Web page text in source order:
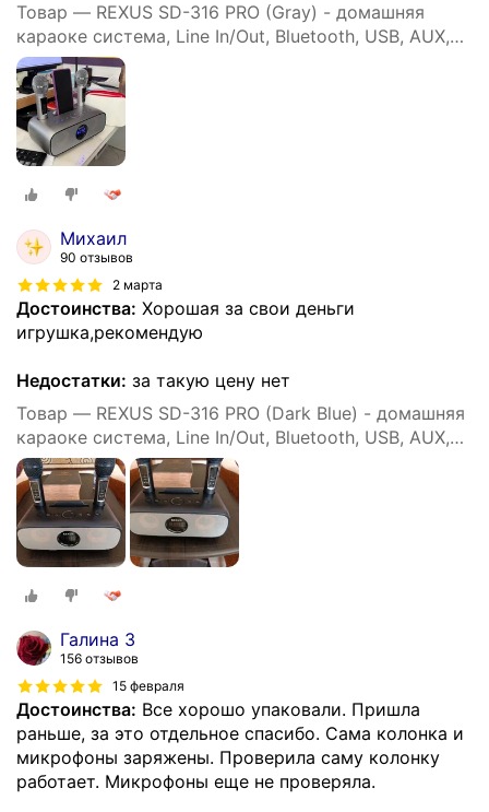
Товар — REXUS SD-316 PRO (Gray) - домашняя
караоке система, Line In/Out, Bluetooth, USB, AUX,
аплодиcменты
Михаил
90 отзывов
2 марта
Достоинства: Хорошая за свои деньги
игрушка,рекомендую
Недостатки: за такую цену нет
Товар — REXUS SD-316 PRO (Dark Blue) - домашняя
караоке система, Line In/Out, Bluetooth, USB, AUX,
аплодиcменты
Галина З
156 отзывов
15 февраля
Достоинства: Все хорошо упаковали. Пришла
раньше, за это отдельное спасибо. Сама колонка и
микрофоны заряжены. Проверила саму колонку
работает. Микрофоны еще не проверяла.